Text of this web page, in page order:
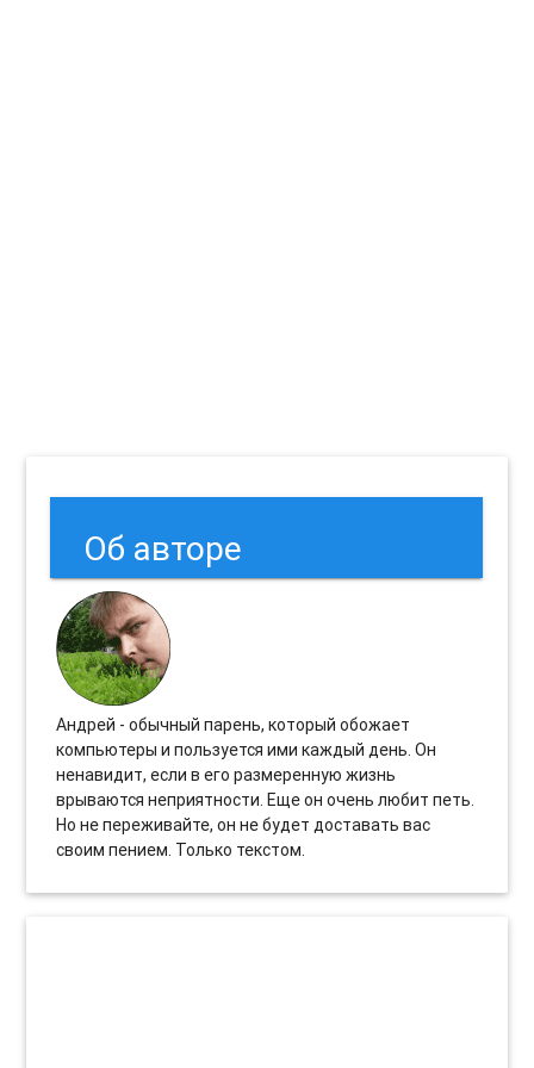
Об авторе
Андрей - обычный парень, который обожает
компьютеры и пользуется ими каждый день. Он
ненавидит, если в его размеренную жизнь
врываются неприятности. Еще он очень любит петь.
Но не переживайте, он не будет доставать вас
своим пением. Только текстом.